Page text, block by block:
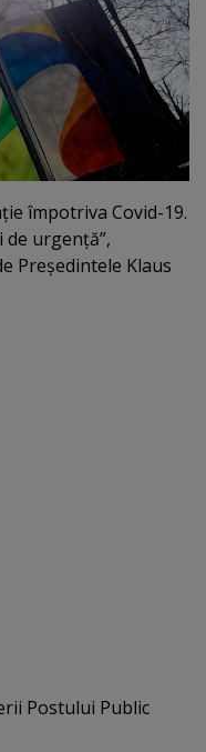
împotriva Covid-19.
de urgenţă”,
Preşedintele Klaus
Postului Public